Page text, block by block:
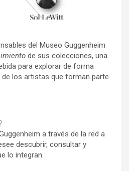
del Museo Guggenheim
de sus colecciones, una
para explorar de forma
los artistas que forman parte
a través de la red a
descubrir, consultar y
lo integran.